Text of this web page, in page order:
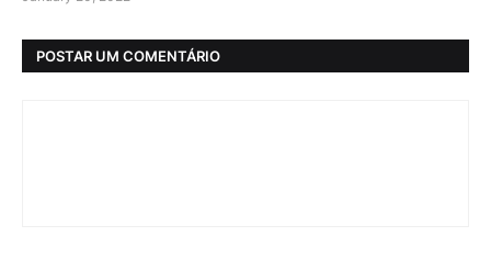
POSTAR UM COMENTÁRIO